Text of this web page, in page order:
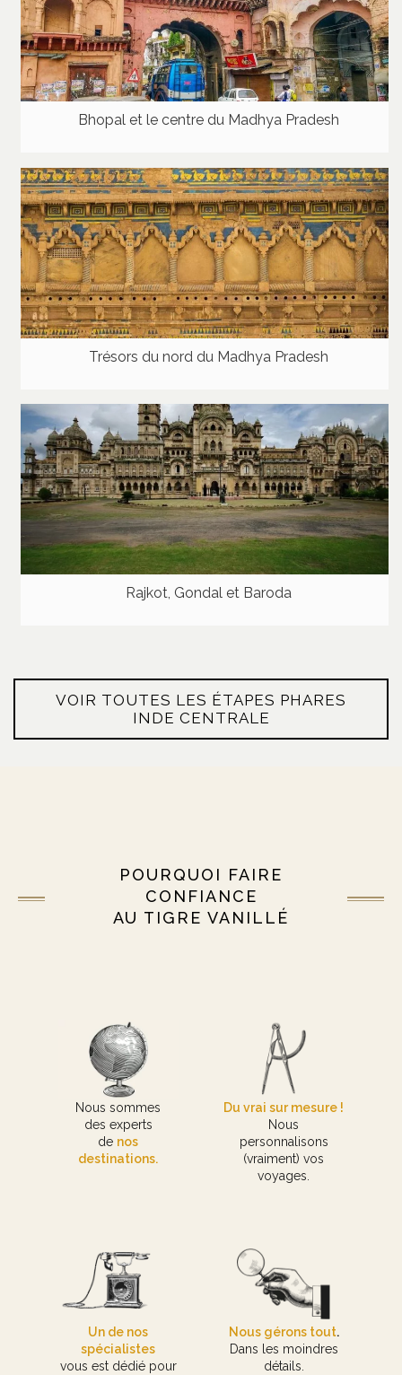
Bhopal et le centre du Madhya Pradesh
Trésors du nord du Madhya Pradesh
Rajkot, Gondal et Baroda
VOIR TOUTES LES ÉTAPES PHARES
INDE CENTRALE
POURQUOI FAIRE
CONFIANCE
AU TIGRE VANILLÉ
Nous sommes
des experts
de nos
destinations.
Du vrai sur mesure !
Nous
personnalisons
(vraiment) vos
voyages.
Un de nos
spécialistes
vous est dédié pour
Nous gérons tout.
Dans les moindres
détails.